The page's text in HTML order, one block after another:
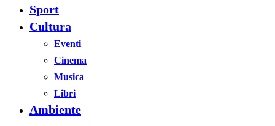
Sport
Cultura
Eventi
Cinema
Musica
Libri
Ambiente